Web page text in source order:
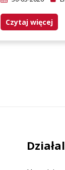
Czytaj więcej